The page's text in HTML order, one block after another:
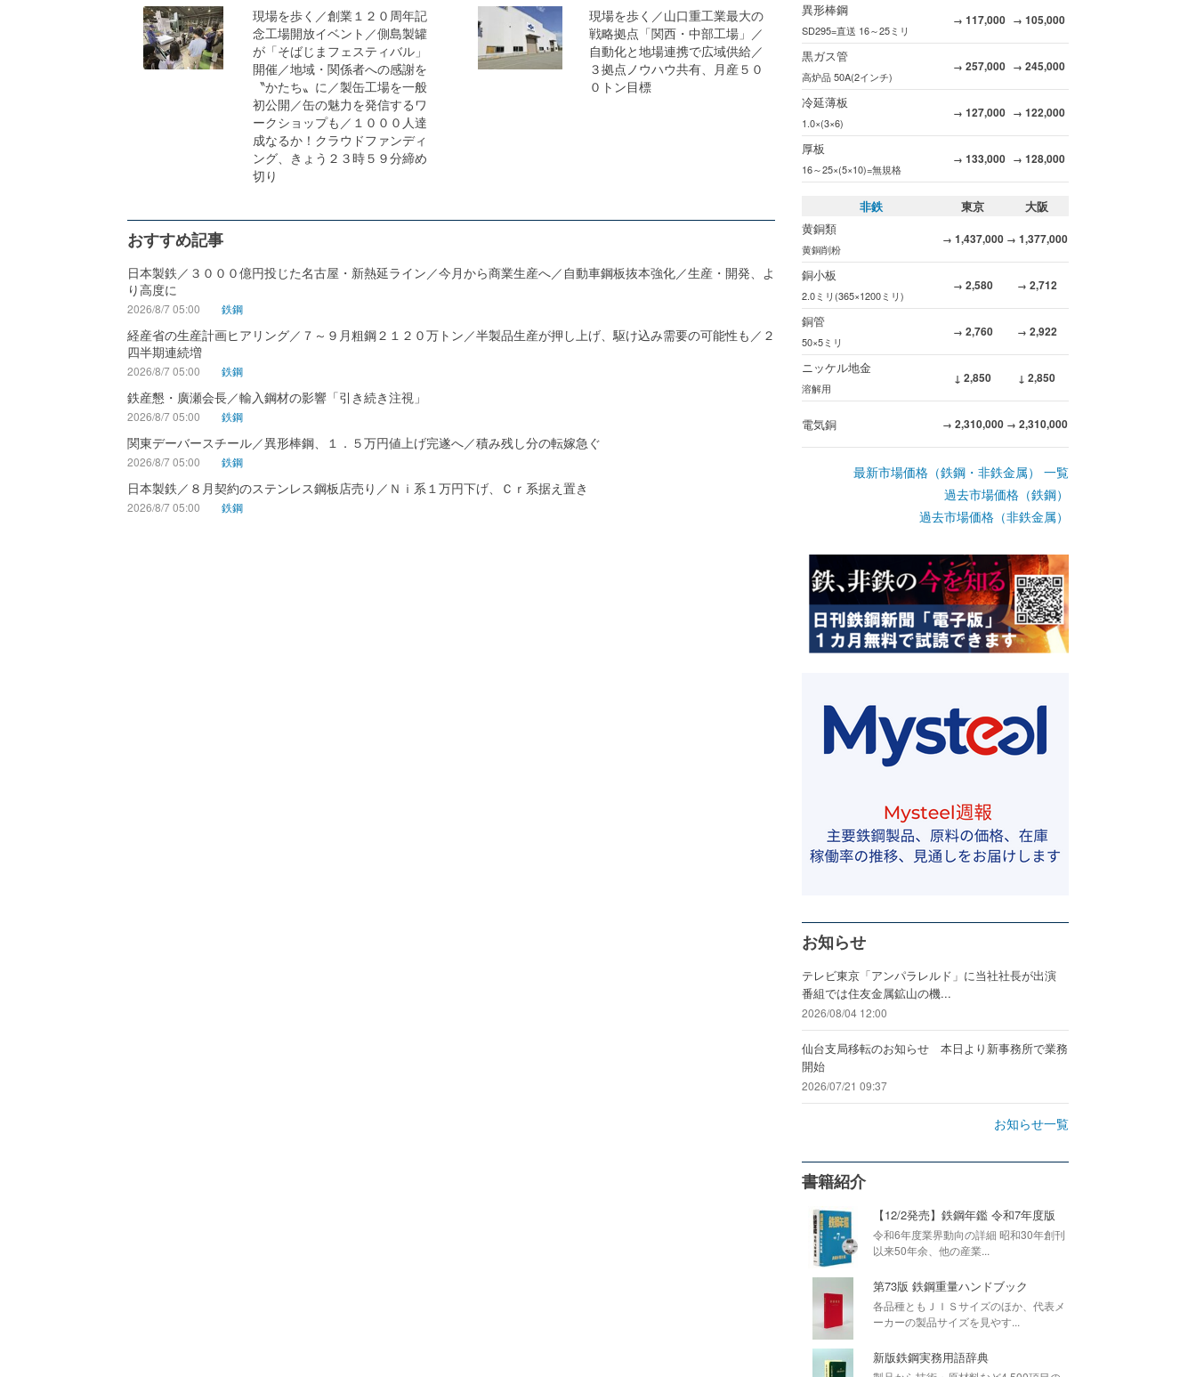
現場を歩く／創業１２０周年記
念工場開放イベント／側島製罐
が「そばじまフェスティバル」
開催／地域・関係者への感謝を
〝かたち〟に／製缶工場を一般
初公開／缶の魅力を発信するワ
ークショップも／１０００人達
成なるか！クラウドファンディ
ング、きょう２３時５９分締め
切り
現場を歩く／山口重工業最大の
戦略拠点「関西・中部工場」／
自動化と地場連携で広域供給／
３拠点ノウハウ共有、月産５０
０トン目標
おすすめ記事
日本製鉄／３０００億円投じた名古屋・新熱延ライン／今月から商業生産へ／自動車鋼板抜本強化／生産・開発、よ
り高度に
2026/8/7 05:00 鉄鋼
経産省の生産計画ヒアリング／７～９月粗鋼２１２０万トン／半製品生産が押し上げ、駆け込み需要の可能性も／２
四半期連続増
2026/8/7 05:00 鉄鋼
鉄産懇・廣瀬会長／輸入鋼材の影響「引き続き注視」
2026/8/7 05:00 鉄鋼
関東デーバースチール／異形棒鋼、１．５万円値上げ完遂へ／積み残し分の転嫁急ぐ
2026/8/7 05:00 鉄鋼
日本製鉄／８月契約のステンレス鋼板店売り／Ｎｉ系１万円下げ、Ｃｒ系据え置き
2026/8/7 05:00 鉄鋼
異形棒鋼
SD295=直送 16～25ミリ
→ 117,000 → 105,000
黒ガス管
高炉品 50A(2インチ)
→ 257,000 → 245,000
冷延薄板
1.0×(3×6)
→ 127,000 → 122,000
厚板
16～25×(5×10)=無規格
→ 133,000 → 128,000
非鉄 東京
大阪
黄銅類
黄銅削粉
→ 1,437,000 → 1,377,000
銅小板
2.0ミリ(365×1200ミリ)
→ 2,580 → 2,712
銅管
50×5ミリ
→ 2,760 → 2,922
ニッケル地金
溶解用
↓ 2,850 ↓ 2,850
電気銅 → 2,310,000 → 2,310,000
最新市場価格（鉄鋼・非鉄金属） 一覧
過去市場価格（鉄鋼）
過去市場価格（非鉄金属）
お知らせ
テレビ東京「アンパラレルド」に当社社長が出演
番組では住友金属鉱山の機...
2026/08/04 12:00
仙台支局移転のお知らせ 本日より新事務所で業務
開始
2026/07/21 09:37
お知らせ一覧
書籍紹介
【12/2発売】鉄鋼年鑑 令和7年度版
令和6年度業界動向の詳細 昭和30年創刊
以来50年余、他の産業...
第73版 鉄鋼重量ハンドブック
各品種ともＪＩＳサイズのほか、代表メ
ーカーの製品サイズを見やす...
新版鉄鋼実務用語辞典